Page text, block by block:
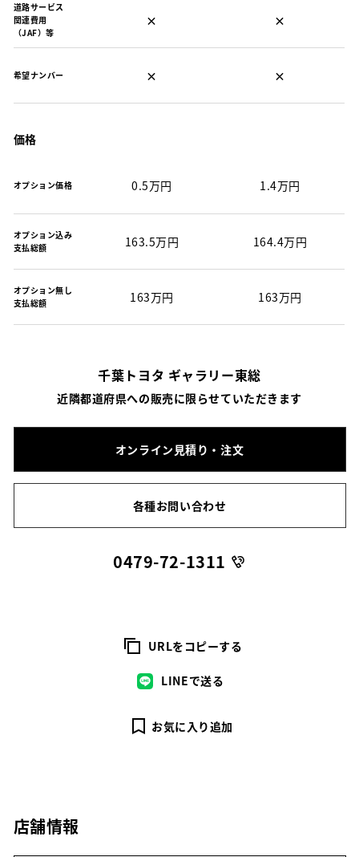
道路サービス
関連費用
（JAF）等
× ×
希望ナンバー × ×
価格
オプション価格 0.5万円 1.4万円
オプション込み
支払総額
163.5万円 164.4万円
オプション無し
支払総額
163万円 163万円
千葉トヨタ ギャラリー東総
近隣都道府県への販売に限らせていただきます
オンライン見積り・注文
各種お問い合わせ
0479-72-1311
URLをコピーする
LINEで送る
お気に入り追加
店舗情報